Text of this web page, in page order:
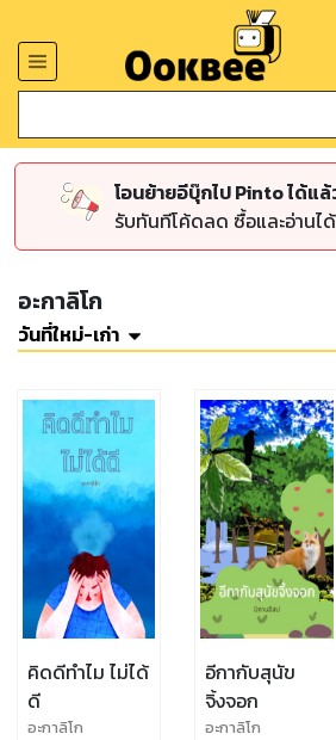
โอนย้ายอีบุ๊กไป Pinto ได้แ
รับทันทีโค้ดลด ซื้อและอ่านไ
อะกาลิโก
วันที่ใหม่-เก่า
คิดดีทำไม ไม่ได้
ดี
อะกาลิโก
อีกากับสุนัข
จิ้งจอก
อะกาลิโก